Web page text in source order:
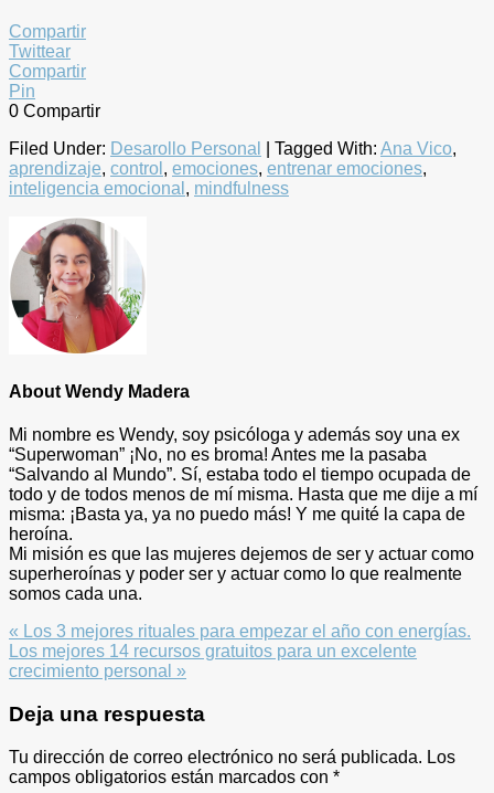
Compartir
Twittear
Compartir
Pin
0 Compartir
Filed Under: Desarollo Personal Tagged With: Ana Vico,
aprendizaje, control , emociones, entrenar emociones,
inteligencia emocional , mindfulness
About Wendy Madera
Mi nombre es Wendy, soy psicóloga y además soy una ex
“Superwoman” ¡No, no es broma! Antes me la pasaba
“Salvando al Mundo”. Sí, estaba todo el tiempo ocupada de
todo y de todos menos de mí misma. Hasta que me dije a mí
misma: ¡Basta ya, ya no puedo más! Y me quité la capa de
heroína.
Mi misión es que las mujeres dejemos de ser y actuar como
superheroínas y poder ser y actuar como lo que realmente
somos cada una.
Previous
Post:
« Los 3 mejores rituales para empezar el año con energías.
Next
Post:
Los mejores 14 recursos gratuitos para un excelente
crecimiento personal »
Interactions
Deja una respuesta
Tu dirección de correo electrónico no será publicada. Los
campos obligatorios están marcados con *